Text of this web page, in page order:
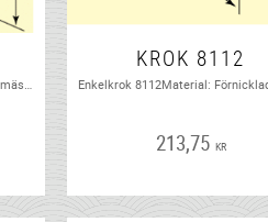
KROK 8112
213,75 KR